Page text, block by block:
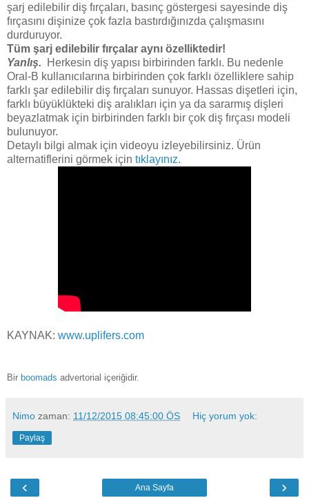
şarj edilebilir diş fırçaları, basınç göstergesi sayesinde diş
fırçasını dişinize çok fazla bastırdığınızda çalışmasını
durduruyor.
Tüm şarj edilebilir fırçalar aynı özelliktedir!
Yanlış. Herkesin diş yapısı birbirinden farklı. Bu nedenle
Oral-B kullanıcılarına birbirinden çok farklı özelliklere sahip
farklı şar edilebilir diş fırçaları sunuyor. Hassas dişetleri için,
farklı büyüklükteki diş aralıkları için ya da sararmış dişleri
beyazlatmak için birbirinden farklı bir çok diş fırçası modeli
bulunuyor.
Detaylı bilgi almak için videoyu izleyebilirsiniz. Ürün
alternatiflerini görmek için tıklayınız.
KAYNAK: www.uplifers.com
Bir boomads advertorial içeriğidir.
Nimo zaman: 11/12/2015 08:45:00 ÖS Hiç yorum yok:
Paylaş
‹ ›
Ana Sayfa